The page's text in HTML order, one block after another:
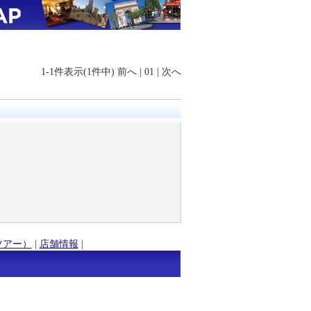
1-1件表示(1件中) 前へ | 01 | 次へ
ー） | 店舗情報 |